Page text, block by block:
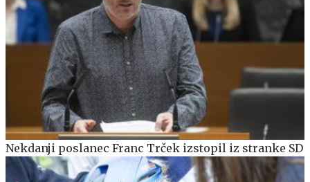
Nekdanji poslanec Franc Trček izstopil iz stranke SD